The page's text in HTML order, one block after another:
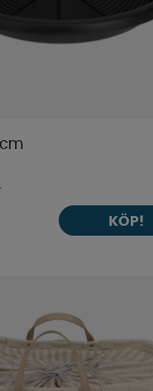
KÖP!